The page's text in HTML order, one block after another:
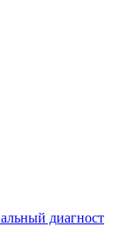
диагност